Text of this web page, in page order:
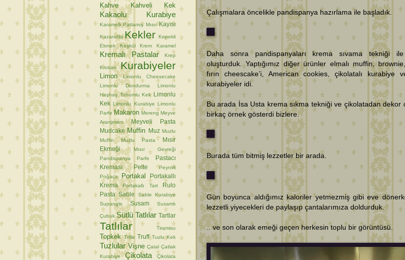
Çalışmalara öncelikle pandispanya hazırlama ile başladık.
Daha sonra pandispanyaları krema sıvama tekniği
oluşturduk. Yaptığımız diğer ürünler elmalı muffin,
fırın cheescake’i, American cookies, çikolatalı kurabiye
kurabiyeler idi.
Bu arada İsa Usta krema sıkma tekniği ve çikolatadan dekor
birkaç örnek gösterdi bizlere.
Burada tüm bitmiş lezzetler bir arada.
Gün boyunca aldığımız kaloriler yetmezmiş gibi eve
lezzetli yiyecekleri de paylaşıp çantalarımıza doldurduk.
.. ve son olarak emeği geçen herkesin toplu bir görüntüsü.
Kahve Kahveli Kek
Kakaolu Kurabiye
Karamelli Patlamış Mısır Kayısı
Kazandibi Kekler Kepekli
Ekmek
Keşkül Krem Karamel
Kremalı Pastalar Krep
Krokan Kurabiyeler
Limon
Limonlu Cheesecake
Limonlu Dondurma
Limonlu
Haşhaş Tohumlu Kek
Limonlu
Kek Limonlu Kurabiye Limonlu
Parfe Makaron Mereng Meyve
Aranjmanı
Meyveli Pasta
Mudcake Muffin Muz Muzlu
Muffin
Muzlu Pasta
Mısır
Ekmeği
Mısır Gevreği
Pandispanya
Parfe
Pastacı
Kreması
Pelte
Peynirli
Poğaça
Portakal
Portakallı
Krema
Portakallı Tart
Rulo
Pasta Sable
Sable Kurabiye
Supangle
Susam Susamlı
Çubuk Sütlü Tatlılar Tartlar
Tatlılar Tiramisu
Topkek Trifle Truff Tuzlu Kek
Tuzlular Vişne Çatal Çatlak
Kurabiye
Çikolata
Çikolata